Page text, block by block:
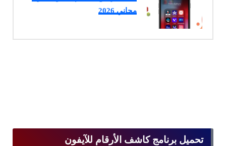
مجاني 2026
تحميل برنامج كاشف الأرقام للآيفون